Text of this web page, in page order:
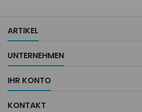
ARTIKEL
UNTERNEHMEN
IHR KONTO
KONTAKT